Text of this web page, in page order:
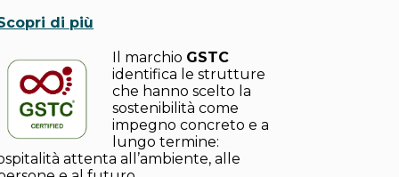
di più
Il marchio GSTC
identifica le strutture
che hanno scelto la
sostenibilità come
impegno concreto e a
lungo termine:
attenta all’ambiente, alle